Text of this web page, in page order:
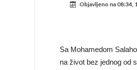
Objavljeno na 08:34,
Sa Mohamedom
na život bez jednog od